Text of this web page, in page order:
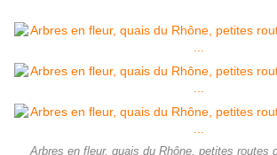
Arbres en fleur, quais du Rhône, petites routes